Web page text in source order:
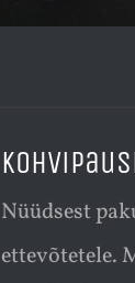
Nüüdsest
ettevõtetele.